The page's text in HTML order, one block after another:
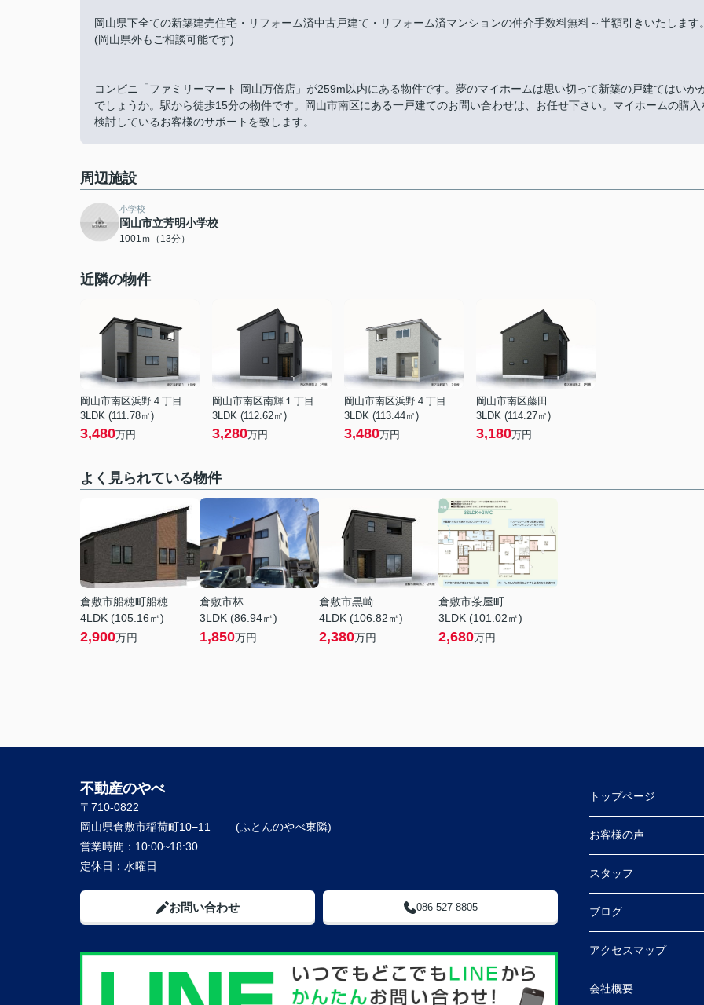
岡山県下全ての新築建売住宅・リフォーム済中古戸建て・リフォーム済マンションの仲介手数料無料～半額引きいたします
(岡山県外もご相談可能です)
コンビニ「ファミリーマート 岡山万倍店」が259m以内にある物件です。夢のマイホームは思い切って新築の戸建てはいか
でしょうか。駅から徒歩15分の物件です。岡山市南区にある一戸建てのお問い合わせは、お任せ下さい。マイホームの購入
検討しているお客様のサポートを致します。
周辺施設
小学校
岡山市立芳明小学校
1001ｍ（13分）
近隣の物件
岡山市南区浜野４丁目
3LDK (111.78㎡)
3,480万円
岡山市南区南輝１丁目
3LDK (112.62㎡)
3,280万円
岡山市南区浜野４丁目
3LDK (113.44㎡)
3,480万円
岡山市南区藤田
3LDK (114.27㎡)
3,180万円
よく見られている物件
倉敷市船穂町船穂
4LDK (105.16㎡)
2,900万円
倉敷市林
3LDK (86.94㎡)
1,850万円
倉敷市黒崎
4LDK (106.82㎡)
2,380万円
倉敷市茶屋町
3LDK (101.02㎡)
2,680万円
不動産のやべ
〒710-0822
岡山県倉敷市稲荷町10−11 (ふとんのやべ東隣)
営業時間： 10:00~18:30
定休日： 水曜日
お問い合わせ 086-527-8805
トップページ
お客様の声
スタッフ
ブログ
アクセスマップ
会社概要